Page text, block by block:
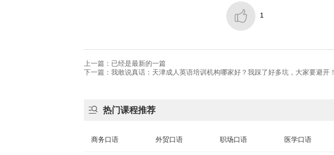
 1
上一篇：已经是最新的一篇
下一篇：​我敢说真话：天津成人英语培训机构哪家好？我踩了好多坑，大家要避开！
 热门课程推荐
商务口语 外贸口语 职场口语 医学口语